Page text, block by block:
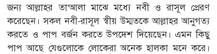
জন্য আল্লাহর তা‘আলা মাঝে মধ্যে নবী ও রাসূল প্রেরণ
করেছেন। সকল নবী-রাসূল স্বীয় উম্মতকে আল্লাহর আনুগত্য
করতে ও পাপ বর্জন করতে উপদেশ দিয়েছেন। এমন কিছু
পাপ আছে যেগুলোকে লোকেরা অনেক হালকা মনে করে।